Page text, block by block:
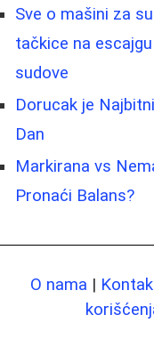
Sve o mašini za
tačkice na
sudove
Dorucak je
Dan
Markirana vs
Pronaći Balans?
O nama |